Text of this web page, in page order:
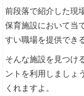
前段落で紹介した現
保育施設において当
すい職場を提供でき
そんな施設を見つけ
ントを利用しましょ
くれますよ。